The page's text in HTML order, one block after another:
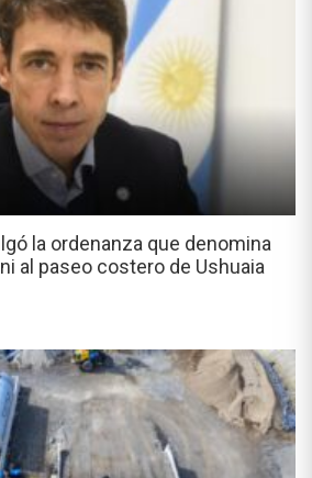
la ordenanza que denomina
al paseo costero de Ushuaia